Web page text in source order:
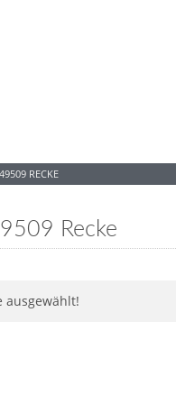
49509 RECKE
Recke
ausgewählt!